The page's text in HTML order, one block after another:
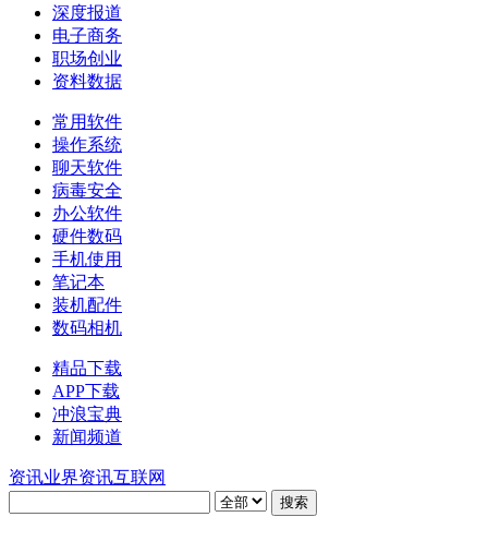
深度报道
电子商务
职场创业
资料数据
常用软件
操作系统
聊天软件
病毒安全
办公软件
硬件数码
手机使用
笔记本
装机配件
数码相机
精品下载
APP下载
冲浪宝典
新闻频道
资讯业界资讯互联网